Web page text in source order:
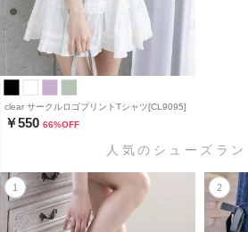
clear サークルロゴプリントTシャツ[CL9095]
￥550 66%OFF
人気のシューズラ